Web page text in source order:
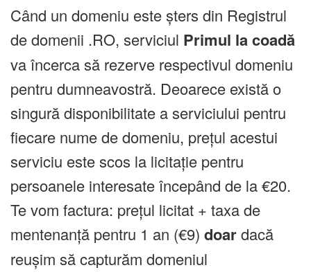
Când un domeniu este șters din Registrul
de domenii .RO, serviciul Primul la coadă
va încerca să rezerve respectivul domeniu
pentru dumneavostră. Deoarece există o
singură disponibilitate a serviciului pentru
fiecare nume de domeniu, prețul acestui
serviciu este scos la licitație pentru
persoanele interesate începând de la €20.
Te vom factura: prețul licitat + taxa de
mentenanță pentru 1 an (€9) doardacă
reușim să capturăm domeniul